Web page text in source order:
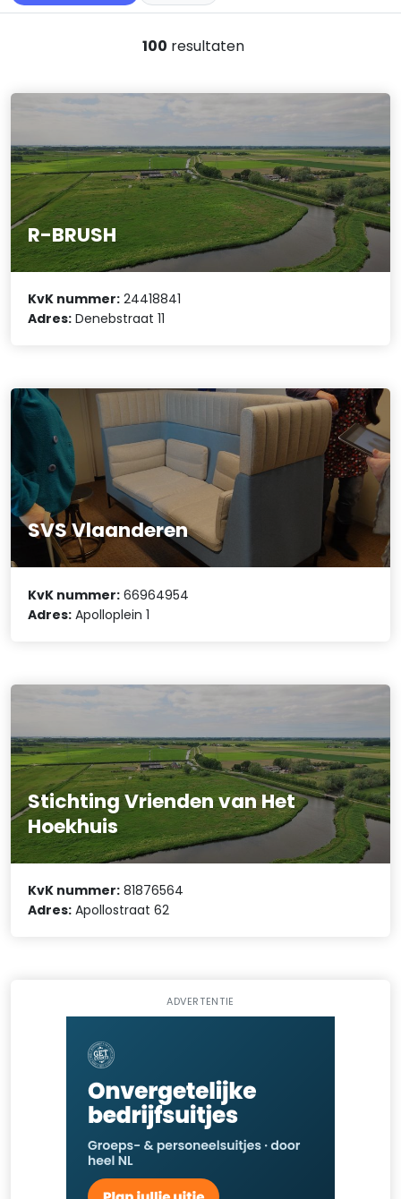
100 resultaten
R-BRUSH
KvK nummer: 24418841
Adres: Denebstraat 11
SVS Vlaanderen
KvK nummer: 66964954
Adres: Apolloplein 1
Stichting Vrienden van Het
Hoekhuis
KvK nummer: 81876564
Adres: Apollostraat 62
ADVERTENTIE